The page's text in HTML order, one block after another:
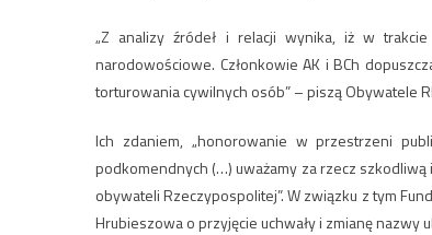
„Z analizy źródeł i relacji wynika, iż w
narodowościowe. Członkowie AK i BCh
torturowania cywilnych osób” – piszą Obywatele
Ich zdaniem, „honorowanie w przestrzeni
podkomendnych (…) uważamy za rzecz szkodliwą
obywateli Rzeczypospolitej”. W związku z tym
Hrubieszowa o przyjęcie uchwały i zmianę nazwy